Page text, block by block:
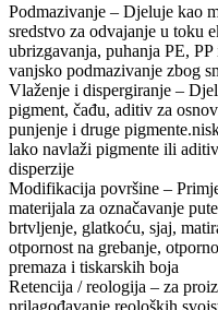
Podmazivanje – Djeluje kao
sredstvo za odvajanje u toku
ubrizgavanja, puhanja PE,
vanjsko podmazivanje zbog
Vlaženje i dispergiranje –
pigment, čađu, aditiv za
punjenje i druge
lako navlaži pigmente ili
disperzije
Modifikacija površine –
materijala za označavanje
brtvljenje, glatkoću, sjaj,
otpornost na grebanje,
premaza i tiskarskih boja
Retencija / reologija – za
prilagođavanje reoloških